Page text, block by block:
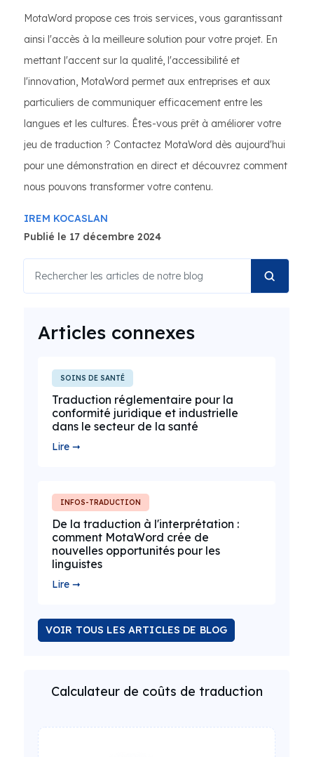
MotaWord propose ces trois services, vous garantissant
ainsi l'accès à la meilleure solution pour votre projet. En
mettant l'accent sur la qualité, l'accessibilité et
l'innovation, MotaWord permet aux entreprises et aux
particuliers de communiquer efficacement entre les
langues et les cultures. Êtes-vous prêt à améliorer votre
jeu de traduction ? Contactez MotaWord dès aujourd'hui
pour une démonstration en direct et découvrez comment
nous pouvons transformer votre contenu.
IREM KOCASLAN
Publié le 17 décembre 2024
Articles connexes
SOINS DE SANTÉ
Traduction réglementaire pour la
conformité juridique et industrielle
dans le secteur de la santé
Lire ➞
INFOS-TRADUCTION
De la traduction à l'interprétation :
comment MotaWord crée de
nouvelles opportunités pour les
linguistes
Lire ➞
VOIR TOUS LES ARTICLES DE BLOG
Calculateur de coûts de traduction